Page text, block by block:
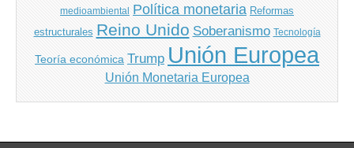
medioambiental Política monetaria Reformas
estructurales Reino Unido Soberanismo Tecnología
Teoría económica Trump Unión Europea
Unión Monetaria Europea